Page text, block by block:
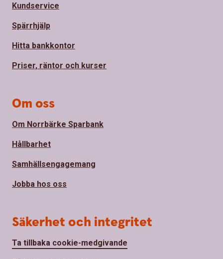
Kundservice
Spärrhjälp
Hitta bankkontor
Priser, räntor och kurser
Om oss
Om Norrbärke Sparbank
Hållbarhet
Samhällsengagemang
Jobba hos oss
Säkerhet och integritet
Ta tillbaka cookie-medgivande